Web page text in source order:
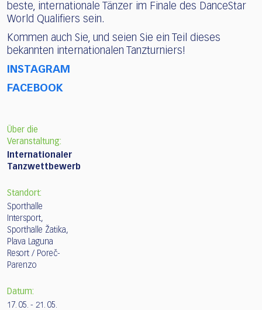
beste, internationale Tänzer im Finale des DanceStar
World Qualifiers sein.
Kommen auch Sie, und seien Sie ein Teil dieses
bekannten internationalen Tanzturniers!
INSTAGRAM
FACEBOOK
Über die
Veranstaltung:
Internationaler
Tanzwettbewerb
Standort:
Sporthalle
Intersport,
Sporthalle Žatika,
Plava Laguna
Resort / Poreč-
Parenzo
Datum:
17. 05. - 21. 05.